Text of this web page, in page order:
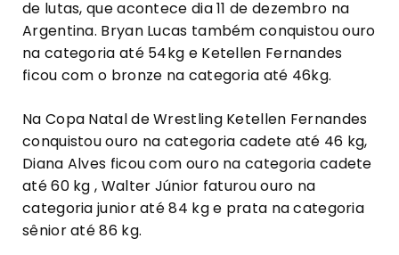
de lutas, que acontece dia 11 de dezembro na
Argentina. Bryan Lucas também conquistou ouro
na categoria até 54kg e Ketellen Fernandes
ficou com o bronze na categoria até 46kg.
Na Copa Natal de Wrestling Ketellen Fernandes
conquistou ouro na categoria cadete até 46 kg,
Diana Alves ficou com ouro na categoria cadete
até 60 kg , Walter Júnior faturou ouro na
categoria junior até 84 kg e prata na categoria
sênior até 86 kg.